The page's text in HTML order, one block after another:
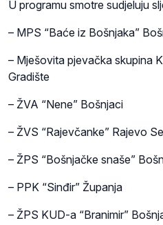
U programu smotre sudjeluju
– MPS “Baće iz Bošnjaka”
– Mješovita pjevačka skupina
Gradište
– ŽVA “Nene” Bošnjaci
– ŽVS “Rajevčanke” Rajevo
– ŽPS “Bošnjačke snaše”
– PPK “Sinđir” Županja
– ŽPS KUD-a “Branimir”